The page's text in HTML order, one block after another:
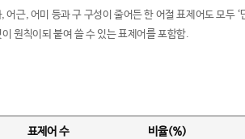
근, 어미 등과 구 구성이 줄어든 한 어절 표제어도 모두 ‘
원칙이되 붙여 쓸 수 있는 표제어를 포함함.
표제어 수 비율(%)